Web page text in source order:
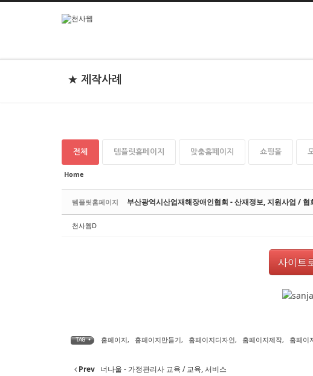
★ 제작사례
전체 템플릿홈페이지 맞춤홈페이지 쇼핑몰
Home
템플릿홈페이지 부산광역시산업재해장애인협회 - 산재정보, 지원사업 / 협
천사웹D
사이트
TAG • 홈페이지, 홈페이지만들기, 홈페이지디자인, 홈페이지제작, 홈페이
Prev 너나울 - 가정관리사 교육 / 교육, 서비스